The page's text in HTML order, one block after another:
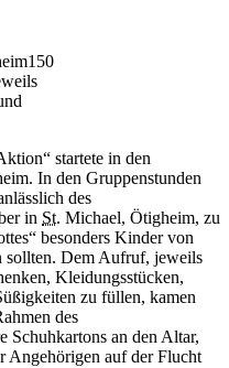
150
startete in den
In den Gruppenstunden
des
in St. Michael, Ötigheim, zu
besonders Kinder von
sollten. Dem Aufruf, jeweils
Kleidungsstücken,
zu füllen, kamen
des
Schuhkartons an den Altar,
Angehörigen auf der Flucht